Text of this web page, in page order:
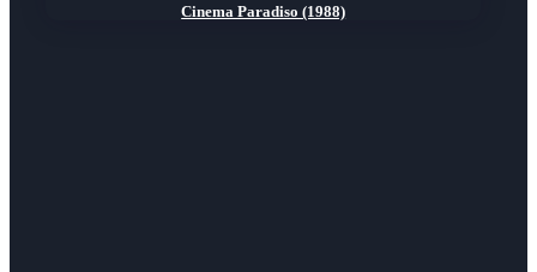
Cinema Paradiso (1988)